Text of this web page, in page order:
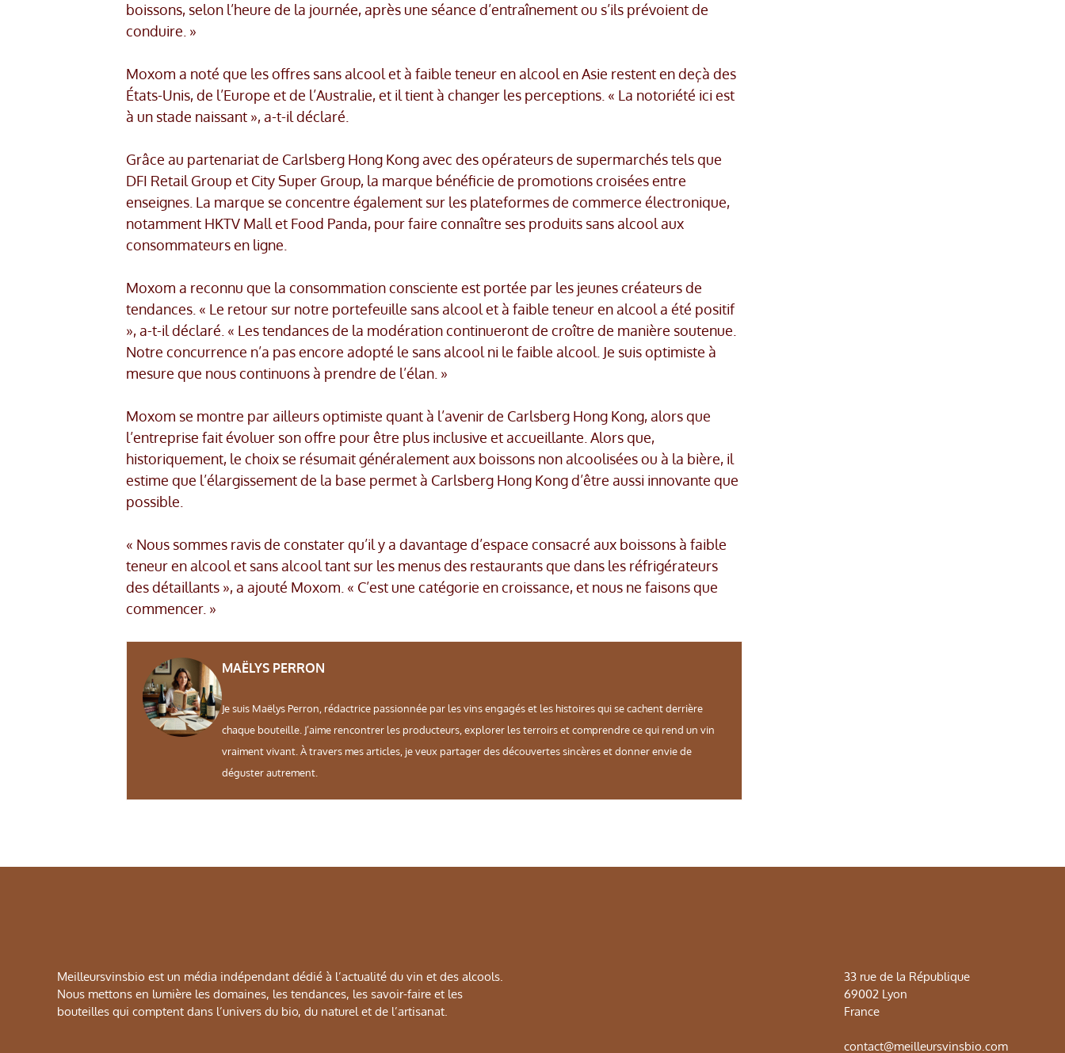
boissons, selon l’heure de la journée, après une séance d’entraînement ou s’ils prévoient de
conduire. »
Moxom a noté que les offres sans alcool et à faible teneur en alcool en Asie restent en deçà des
États-Unis, de l’Europe et de l’Australie, et il tient à changer les perceptions. « La notoriété ici est
à un stade naissant », a-t-il déclaré.
Grâce au partenariat de Carlsberg Hong Kong avec des opérateurs de supermarchés tels que
DFI Retail Group et City Super Group, la marque bénéficie de promotions croisées entre
enseignes. La marque se concentre également sur les plateformes de commerce électronique,
notamment HKTV Mall et Food Panda, pour faire connaître ses produits sans alcool aux
consommateurs en ligne.
Moxom a reconnu que la consommation consciente est portée par les jeunes créateurs de
tendances. « Le retour sur notre portefeuille sans alcool et à faible teneur en alcool a été positif
», a-t-il déclaré. « Les tendances de la modération continueront de croître de manière soutenue.
Notre concurrence n’a pas encore adopté le sans alcool ni le faible alcool. Je suis optimiste à
mesure que nous continuons à prendre de l’élan. »
Moxom se montre par ailleurs optimiste quant à l’avenir de Carlsberg Hong Kong, alors que
l’entreprise fait évoluer son offre pour être plus inclusive et accueillante. Alors que,
historiquement, le choix se résumait généralement aux boissons non alcoolisées ou à la bière, il
estime que l’élargissement de la base permet à Carlsberg Hong Kong d’être aussi innovante que
possible.
« Nous sommes ravis de constater qu’il y a davantage d’espace consacré aux boissons à faible
teneur en alcool et sans alcool tant sur les menus des restaurants que dans les réfrigérateurs
des détaillants », a ajouté Moxom. « C’est une catégorie en croissance, et nous ne faisons que
commencer. »
MAËLYS PERRON
Je suis Maëlys Perron, rédactrice passionnée par les vins engagés et les histoires qui se cachent derrière
chaque bouteille. J’aime rencontrer les producteurs, explorer les terroirs et comprendre ce qui rend un vin
vraiment vivant. À travers mes articles, je veux partager des découvertes sincères et donner envie de
déguster autrement.
Meilleursvinsbio est un média indépendant dédié à l’actualité du vin et des alcools.
Nous mettons en lumière les domaines, les tendances, les savoir-faire et les
bouteilles qui comptent dans l’univers du bio, du naturel et de l’artisanat.
33 rue de la République
69002 Lyon
France
contact@meilleursvinsbio.com